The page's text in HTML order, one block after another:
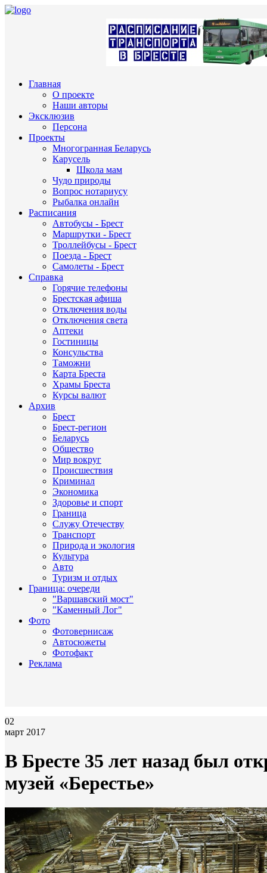
Главная
О проекте
Наши авторы
Эксклюзив
Персона
Проекты
Многогранная Беларусь
Карусель
Школа мам
Чудо природы
Вопрос нотариусу
Рыбалка онлайн
Расписания
Автобусы - Брест
Маршрутки - Брест
Троллейбусы - Брест
Поезда - Брест
Самолеты - Брест
Справка
Горячие телефоны
Брестская афиша
Отключения воды
Отключения света
Аптеки
Гостиницы
Консульства
Таможни
Карта Бреста
Храмы Бреста
Курсы валют
Архив
Брест
Брест-регион
Беларусь
Общество
Мир вокруг
Происшествия
Криминал
Экономика
Здоровье и спорт
Граница
Служу Отечеству
Транспорт
Природа и экология
Культура
Авто
Туризм и отдых
Граница: очереди
"Варшавский мост"
"Каменный Лог"
Фото
Фотовернисаж
Автосюжеты
Фотофакт
Реклама
02
март 2017
В Бресте 35 лет назад был
музей «Берестье»